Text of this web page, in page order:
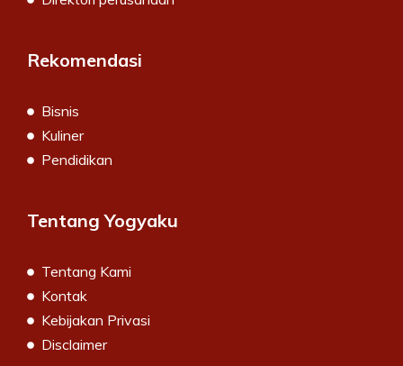
Rekomendasi
Bisnis
Kuliner
Pendidikan
Tentang Yogyaku
Tentang Kami
Kontak
Kebijakan Privasi
Disclaimer